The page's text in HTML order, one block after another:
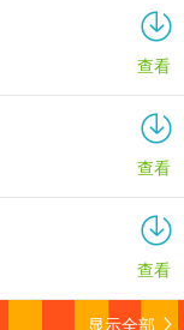
查看
查看
查看
显示全部